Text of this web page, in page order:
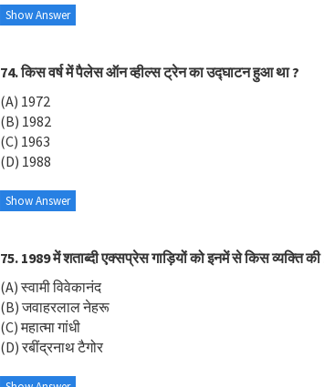
Show Answer
74. किस वर्ष में पैलेस ऑन व्हील्स ट्रेन का उद्घाटन हुआ था ?
(A) 1972
(B) 1982
(C) 1963
(D) 1988
Show Answer
75. 1989 में शताब्दी एक्सप्रेस गाड़ियों को इनमें से किस व्यक्ति की
(A) स्वामी विवेकानंद
(B) जवाहरलाल नेहरू
(C) महात्मा गांधी
(D) रबींद्रनाथ टैगोर